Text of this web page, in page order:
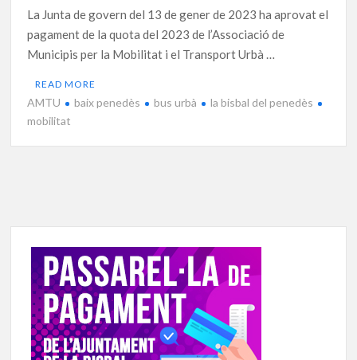
La Junta de govern del 13 de gener de 2023 ha aprovat el
pagament de la quota del 2023 de l’Associació de
Municipis per la Mobilitat i el Transport Urbà …
READ MORE
AMTU baix penedès bus urbà
la bisbal del penedès
mobilitat